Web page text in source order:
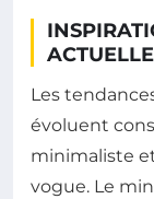
Les
évoluent
minimaliste
vogue. Le